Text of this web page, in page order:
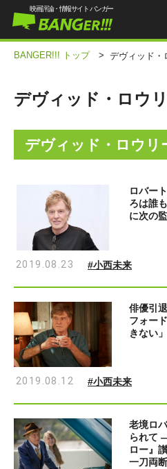
映画評
映画評論・情報サイト バンガー
BANGER!!! トップ > デヴィッド・
デヴィッド・ロウ
デヴィッド・ロウリ
ロバー
ろは誰
に次の
2019.08.23 #小西未来
俳優引
フォー
きない」
2019.08.12 #小西未来
老境ロ
られて
ロー』
一刀両断